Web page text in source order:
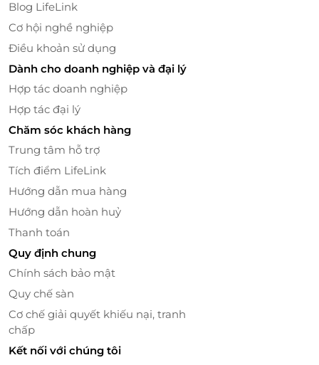
Trải nghiệm dịch vụ spa nha khoa tại
LifeLink
Đặt lịch linh hoạt - Ưu đãi tiết kiệm
Đặt dịch vụ nhanh chóng qua nền tảng LifeLink,
không lo chờ đợi.
Giá ưu đãi hấp dẫn - giảm chi phí so với đặt trực
tiếp.
e-Voucher tiện lợi - dễ dàng sử dụng mọi lúc,
mọi nơi.
Đối tác uy tín - chỉ hợp tác với các cơ sở chất
lượng đã được kiểm chứng.
Nhanh tay đặt lịch - Nụ cười đẹp trong tầm tay
Đừng để sự bận rộn ngăn bạn nâng niu nụ cười của
hưởng dịch vụ chăm sóc răng miệng chuyên nghiệp
từ Nha Khoa Tâm Đức với ưu đãi đặc biệt. Một liệu
trình nhỏ nhưng mang đến thay đổi lớn - đó là sự tự
Blog LifeLink
Cơ hội nghề nghiệp
Điều khoản sử dụng
Dành cho doanh nghiệp và đại lý
Hợp tác doanh nghiệp
Hợp tác đại lý
Chăm sóc khách hàng
Trung tâm hỗ trợ
Tích điểm LifeLink
Hướng dẫn mua hàng
Hướng dẫn hoàn huỷ
Thanh toán
Quy định chung
Chính sách bảo mật
Quy chế sàn
Cơ chế giải quyết khiếu nại, tranh
chấp
Kết nối với chúng tôi